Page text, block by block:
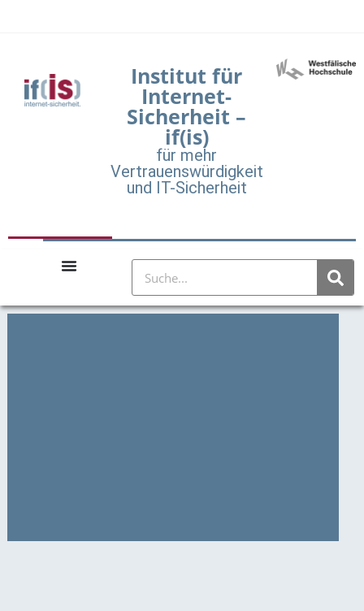
Institut für
Internet-
Sicherheit –
if(is)
für mehr
Vertrauenswürdigkeit
und IT-Sicherheit